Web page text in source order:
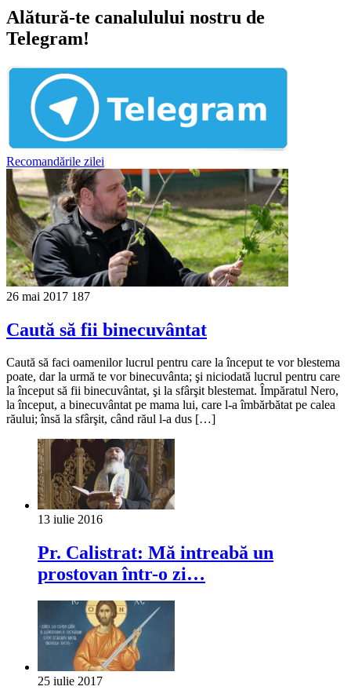
Alătură-te canalulului nostru de
Telegram!
Recomandările zilei
26 mai 2017 187
Caută să fii binecuvântat
Caută să faci oamenilor lucrul pentru care la început te vor blestema
poate, dar la urmă te vor binecuvânta; şi niciodată lucrul pentru care
la început să fii binecuvântat, şi la sfârşit blestemat. Împăratul Nero,
la început, a binecuvântat pe mama lui, care l-a îmbărbătat pe calea
răului; însă la sfârşit, când răul l-a dus […]
13 iulie 2016
Pr. Calistrat: Mă intreabă un
prostovan într-o zi…
25 iulie 2017